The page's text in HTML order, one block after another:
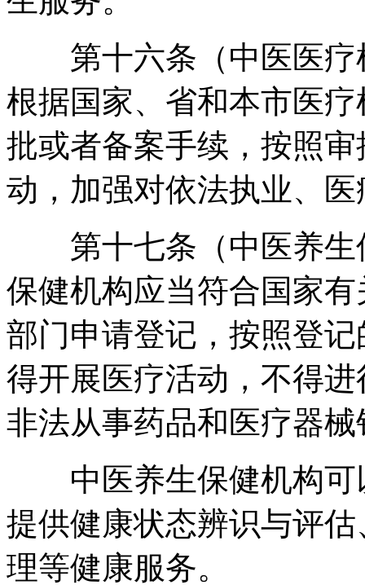
第十六条（中医医疗
根据国家、省和本市医
批或者备案手续 ， 按照审
动 ， 加强对依法执业、
第十七条（中医养生
保健机构应当符合国家有
部门申请登记 ， 按照登
得开展医疗活动 ， 不得进
非法从事药品和医疗器
中医养生保健机构可
提供健康状态辨识与评
理等健康服务。